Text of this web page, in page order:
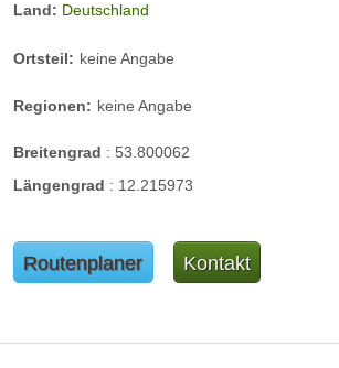
Land: Deutschland
Ortsteil: keine Angabe
Regionen: keine Angabe
Breitengrad : 53.800062
Längengrad : 12.215973
Routenplaner Kontakt